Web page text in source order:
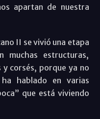
apartan de nuestra
II se vivió una etapa
muchas estructuras,
corsés, porque ya no
hablado en varias
que está viviendo